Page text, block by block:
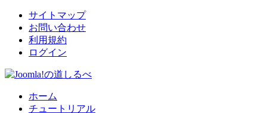
サイトマップ
お問い合わせ
利用規約
ログイン
ホーム
チュートリアル